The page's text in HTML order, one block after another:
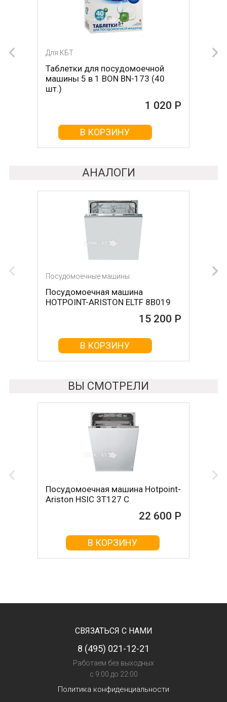
Для КБТ
Таблетки для посудомоечной
машины 5 в 1 BON BN-173 (40
шт.)
1 020 Р
В КОРЗИНУ
Для КБТ
Таблетки для посудомоечной
машины 2 в 1 MAGIC POWER MP-
2021 (40 шт.)
1 050 Р
В КОРЗИНУ
АНАЛОГИ
Посудомоечные машины
Посудомоечная машина
HOTPOINT-ARISTON ELTF 8B019
15 200 Р
В КОРЗИНУ
Посудомоечные машины
Посудомоечная машина HYUNDAI
HBD 440
15 200 Р
В КОРЗИНУ
ВЫ СМОТРЕЛИ
Посудомоечная машина Hotpoint-
Ariston HSIC 3T127 C
22 600 Р
В КОРЗИНУ
СВЯЗАТЬСЯ С НАМИ
8 (495) 021-12-21
Работаем без выходных
с 9:00 до 22:00
Политика конфиденциальности